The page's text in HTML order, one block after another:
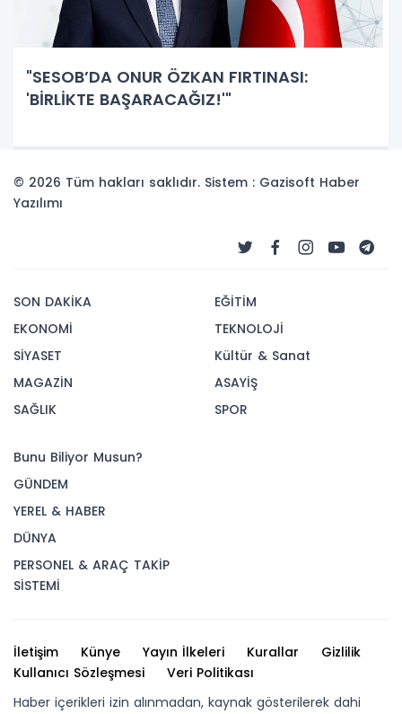
"SESOB’DA ONUR ÖZKAN FIRTINASI:
'BİRLİKTE BAŞARACAĞIZ!'"
© 2026 Tüm hakları saklıdır. Sistem : Gazisoft Haber
Yazılımı
SON DAKİKA
EKONOMİ
SİYASET
MAGAZİN
SAĞLIK
EĞİTİM
TEKNOLOJİ
Kültür & Sanat
ASAYİŞ
SPOR
Bunu Biliyor Musun?
GÜNDEM
YEREL & HABER
DÜNYA
PERSONEL & ARAÇ TAKİP
SİSTEMİ
İletişim Künye Yayın İlkeleri Kurallar
Gizlilik
Kullanıcı Sözleşmesi
Veri Politikası
Haber içerikleri izin alınmadan, kaynak gösterilerek dahi